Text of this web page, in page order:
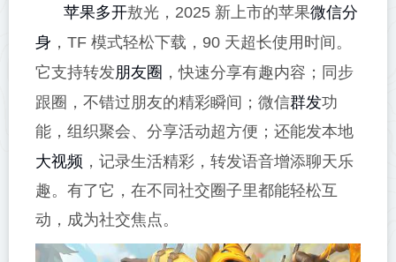
苹果多开敖光，2025 新上市的苹果微信分
身 ，TF 模式轻松下载，90 天超长使用时间。
它支持转发朋友圈 ，快速分享有趣内容；同步
跟圈，不错过朋友的精彩瞬间；微信群发功
能，组织聚会、分享活动超方便；还能发本地
大视频 ，记录生活精彩，转发语音增添聊天乐
趣。有了它，在不同社交圈子里都能轻松互
动，成为社交焦点。